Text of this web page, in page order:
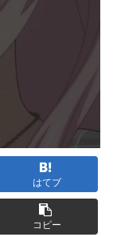
はてブ
コピー